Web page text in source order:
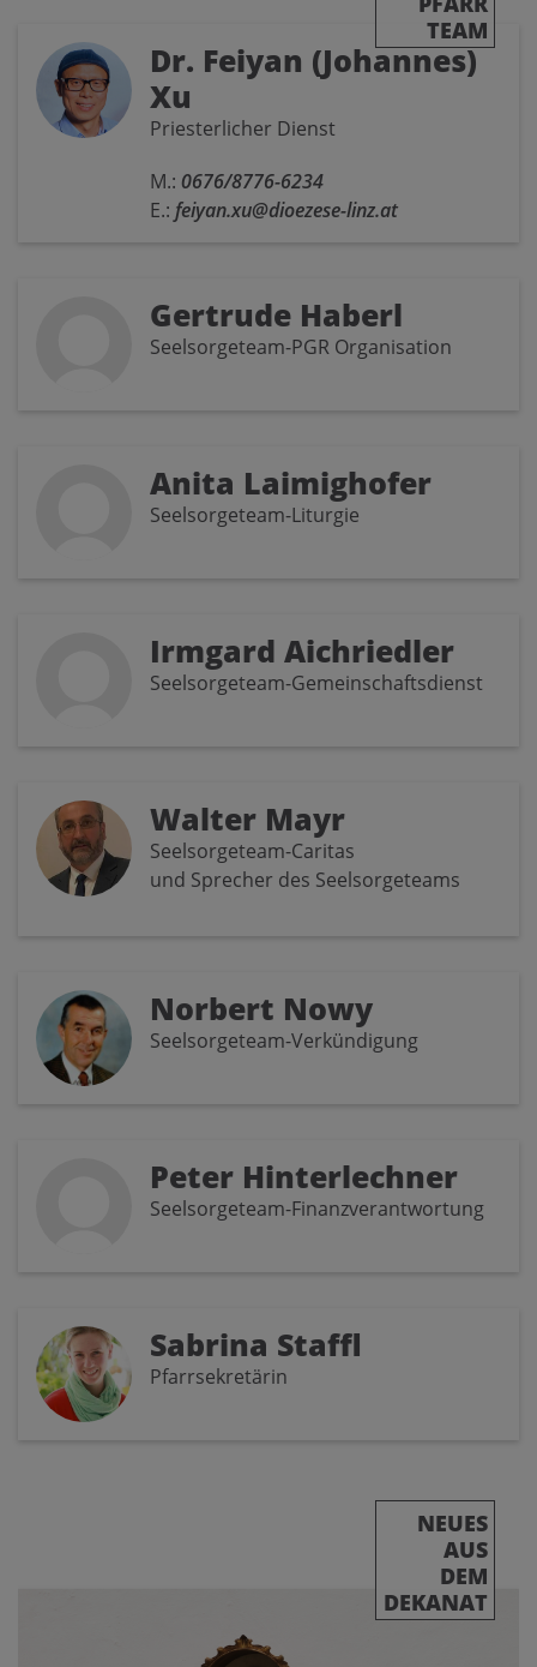
TEAM
Dr. Feiyan (Johannes)
Xu
Priesterlicher Dienst
M.: 0676/8776-6234
E.: feiyan.xu@dioezese-linz.at
Gertrude Haberl
Seelsorgeteam-PGR Organisation
Anita Laimighofer
Seelsorgeteam-Liturgie
Irmgard Aichriedler
Seelsorgeteam-Gemeinschaftsdienst
Walter Mayr
Seelsorgeteam-Caritas
und Sprecher des Seelsorgeteams
Norbert Nowy
Seelsorgeteam-Verkündigung
Peter Hinterlechner
Seelsorgeteam-Finanzverantwortung
Sabrina Staffl
Pfarrsekretärin
NEUES
AUS
DEM
DEKANAT